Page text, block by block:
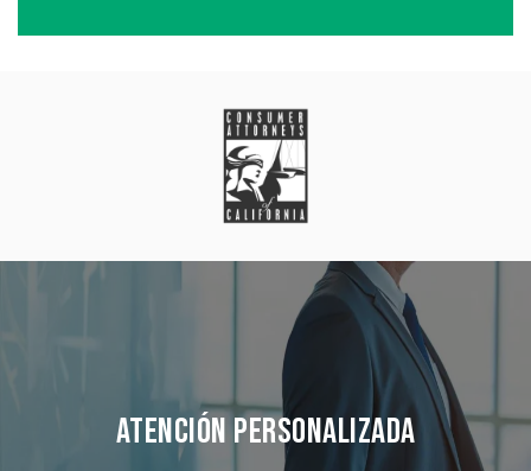
Atención Personalizada